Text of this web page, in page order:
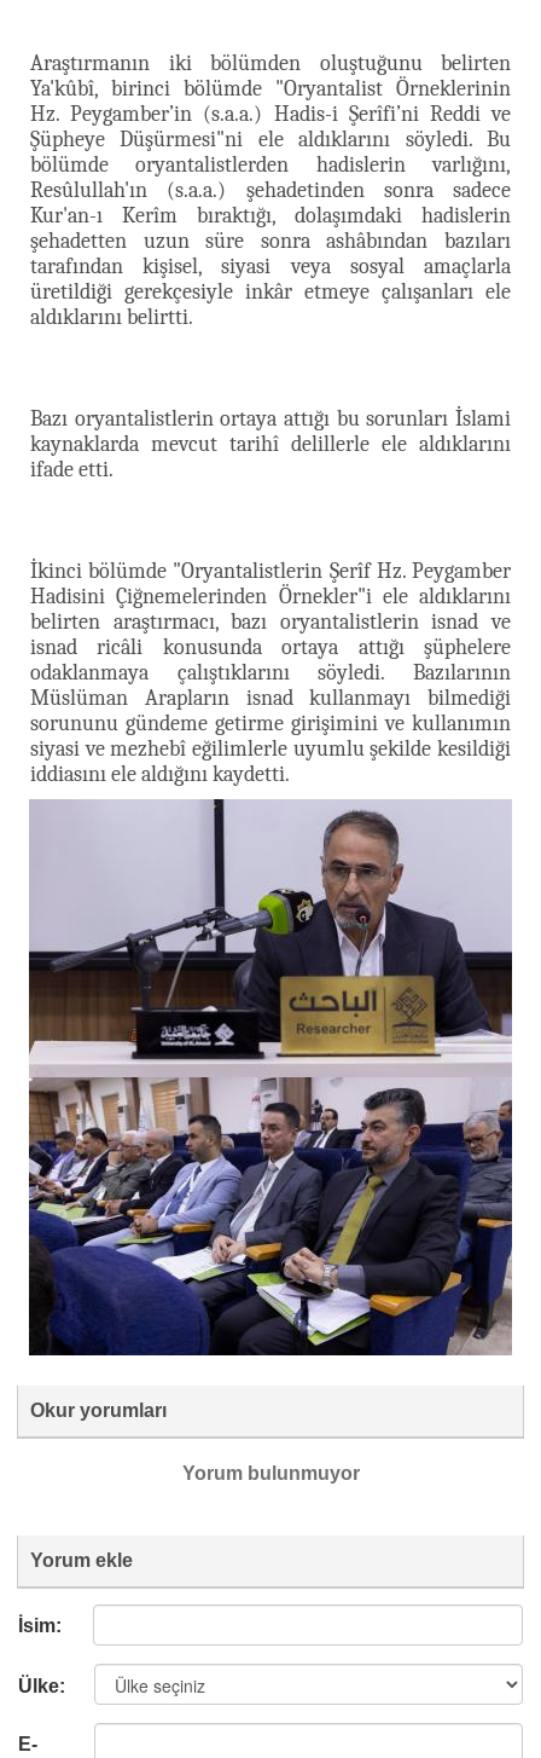
Araştırmanın iki bölümden oluştuğunu belirten
Ya'kûbî, birinci bölümde "Oryantalist Örneklerinin
Hz. Peygamber’in (s.a.a.) Hadis-i Şerîfi’ni Reddi ve
Şüpheye Düşürmesi"ni ele aldıklarını söyledi. Bu
bölümde oryantalistlerden hadislerin varlığını,
Resûlullah'ın (s.a.a.) şehadetinden sonra sadece
Kur'an-ı Kerîm bıraktığı, dolaşımdaki hadislerin
şehadetten uzun süre sonra ashâbından bazıları
tarafından kişisel, siyasi veya sosyal amaçlarla
üretildiği gerekçesiyle inkâr etmeye çalışanları ele
aldıklarını belirtti.
Bazı oryantalistlerin ortaya attığı bu sorunları İslami
kaynaklarda mevcut tarihî delillerle ele aldıklarını
ifade etti.
İkinci bölümde "Oryantalistlerin Şerîf Hz. Peygamber
Hadisini Çiğnemelerinden Örnekler"i ele aldıklarını
belirten araştırmacı, bazı oryantalistlerin isnad ve
isnad ricâli konusunda ortaya attığı şüphelere
odaklanmaya çalıştıklarını söyledi. Bazılarının
Müslüman Arapların isnad kullanmayı bilmediği
sorununu gündeme getirme girişimini ve kullanımın
siyasi ve mezhebî eğilimlerle uyumlu şekilde kesildiği
iddiasını ele aldığını kaydetti.
Okur yorumları
Yorum bulunmuyor
Yorum ekle
İsim:
Ülke:
E-